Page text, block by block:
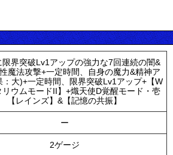
限界突破Lv1アップの強力な7回連続の闇&
魔法攻撃+一定時間、自身の魔力&精神ア
：大)+一定時間、限界突破Lv1アップ+【W
リウムモードII】+熾天使D覚醒モード・壱
【レインズ】&【記憶の共振】
ー
2ゲージ